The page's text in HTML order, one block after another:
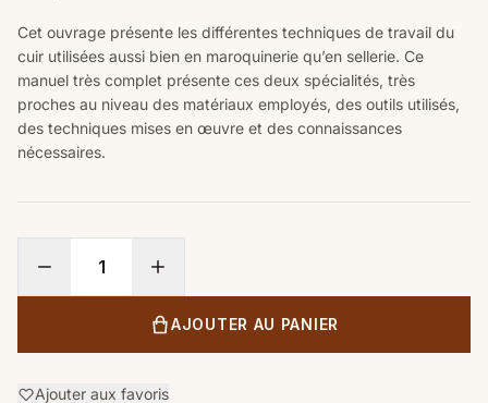
Cet ouvrage présente les différentes techniques de travail du
cuir utilisées aussi bien en maroquinerie qu’en sellerie. Ce
manuel très complet présente ces deux spécialités, très
proches au niveau des matériaux employés, des outils utilisés,
des techniques mises en œuvre et des connaissances
nécessaires.
AJOUTER AU PANIER
Ajouter aux favoris